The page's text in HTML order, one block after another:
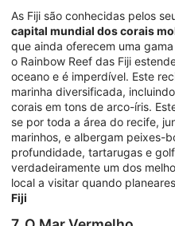
As Fiji são conhecidas pelos
capital mundial dos corais
que ainda oferecem uma
o Rainbow Reef das Fiji
oceano e é imperdível. Este
marinha diversificada,
corais em tons de arco-íris.
se por toda a área do recife,
marinhos, e albergam peixes-
profundidade, tartarugas e
verdadeiramente um dos
local a visitar quando
Fiji